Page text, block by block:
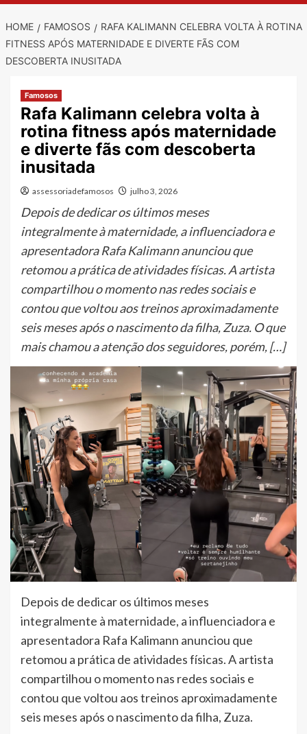
HOME FAMOSOS
RAFA KALIMANN CELEBRA VOLTA À ROTINA
FITNESS APÓS MATERNIDADE E DIVERTE FÃS COM
DESCOBERTA INUSITADA
Famosos
Rafa Kalimann celebra volta à
rotina fitness após maternidade
e diverte fãs com descoberta
inusitada
assessoriadefamosos julho 3, 2026
Depois de dedicar os últimos meses
integralmente à maternidade, a influenciadora e
apresentadora Rafa Kalimann anunciou que
retomou a prática de atividades físicas. A artista
compartilhou o momento nas redes sociais e
contou que voltou aos treinos aproximadamente
seis meses após o nascimento da filha, Zuza. O que
mais chamou a atenção dos seguidores, porém, […]
Depois de dedicar os últimos meses
integralmente à maternidade, a influenciadora e
apresentadora Rafa Kalimann anunciou que
retomou a prática de atividades físicas. A artista
compartilhou o momento nas redes sociais e
contou que voltou aos treinos aproximadamente
seis meses após o nascimento da filha, Zuza.